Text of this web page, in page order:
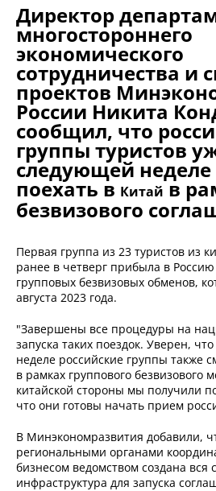
Директор
многостороннего
экономического
сотрудничества и
проектов
России Никита
сообщил, что
группы туристов
следующей неделе
поехать в Китайв
безвизового
Первая группа из 23 туристов из
ранее в четверг прибыла в
групповых безвизовых обменов,
августа 2023 года.
"Завершены все процедуры на
запуска таких поездок. Уверен,
неделе российские группы также
в рамках группового безвизового
китайской стороны мы получили
что они готовы начать прием
В Минэкономразвития добавили,
региональными органами
бизнесом ведомством создана вся
инфраструктура для запуска